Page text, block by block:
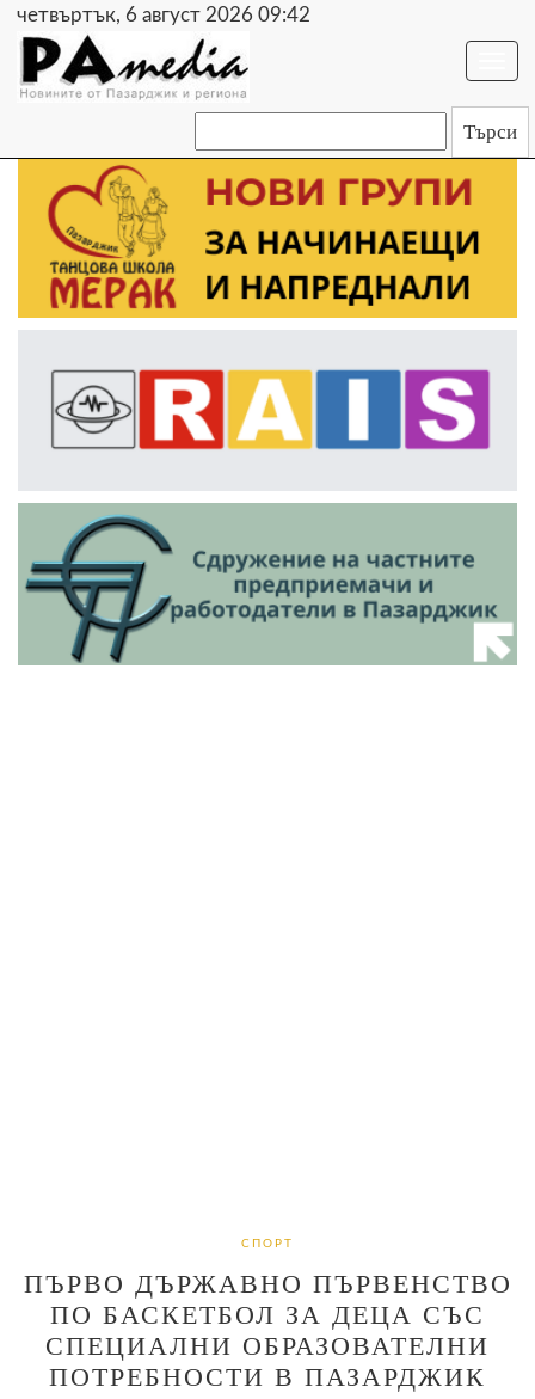
четвъртък, 6 август 2026 09:42
СПОРТ
ПЪРВО ДЪРЖАВНО ПЪРВЕНСТВО
ПО БАСКЕТБОЛ ЗА ДЕЦА СЪС
СПЕЦИАЛНИ ОБРАЗОВАТЕЛНИ
ПОТРЕБНОСТИ В ПАЗАРДЖИК